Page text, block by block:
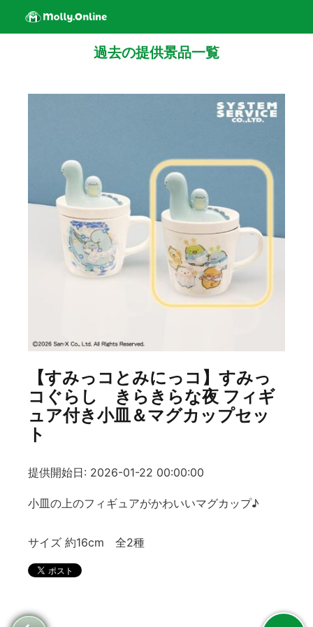
過去の提供景品一覧
【すみっコとみにっコ】すみっ
コぐらし きらきらな夜 フィギ
ュア付き小皿＆マグカップセッ
ト
提供開始日: 2026-01-22 00:00:00
小皿の上のフィギュアがかわいいマグカップ♪
サイズ 約16cm 全2種